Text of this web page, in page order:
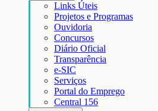
Links Úteis
Projetos e Programas
Ouvidoria
Concursos
Diário Oficial
Transparência
e-SIC
Serviços
Portal do Emprego
Central 156